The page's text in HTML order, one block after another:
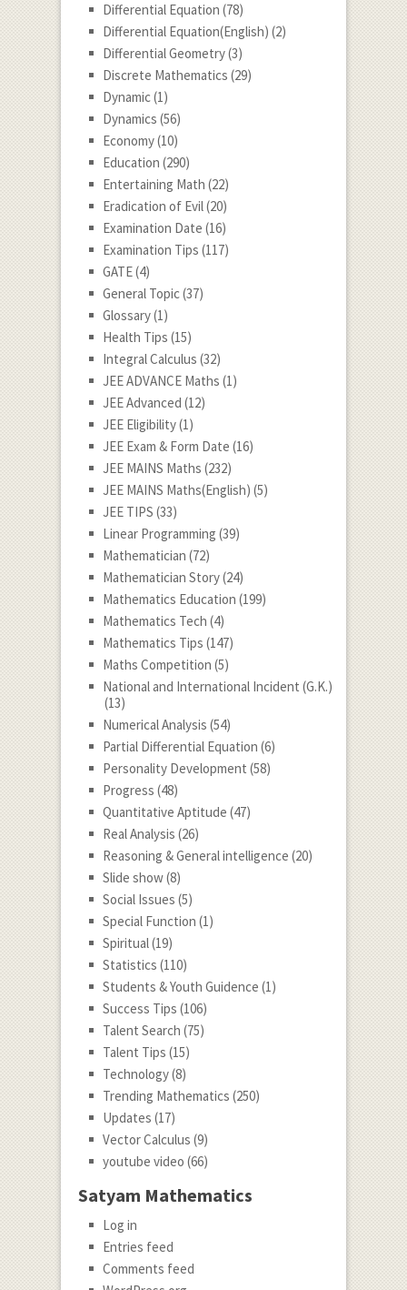
Differential Equation (78)
Differential Equation(English) (2)
Differential Geometry(3)
Discrete Mathematics (29)
Dynamic(1)
Dynamics (56)
Economy(10)
Education (290)
Entertaining Math (22)
Eradication of Evil(20)
Examination Date (16)
Examination Tips (117)
GATE(4)
General Topic(37)
Glossary(1)
Health Tips (15)
Integral Calculus (32)
JEE ADVANCE Maths (1)
JEE Advanced (12)
JEE Eligibility(1)
JEE Exam & Form Date (16)
JEE MAINS Maths (232)
JEE MAINS Maths(English) (5)
JEE TIPS (33)
Linear Programming (39)
Mathematician (72)
Mathematician Story(24)
Mathematics Education (199)
Mathematics Tech (4)
Mathematics Tips (147)
Maths Competition (5)
National and International Incident (G.K.)
(13)
Numerical Analysis (54)
Partial Differential Equation (6)
Personality Development (58)
Progress (48)
Quantitative Aptitude (47)
Real Analysis (26)
Reasoning & General intelligence (20)
Slide show(8)
Social Issues (5)
Special Function (1)
Spiritual(19)
Statistics (110)
Students & Youth Guidence (1)
Success Tips (106)
Talent Search (75)
Talent Tips (15)
Technology(8)
Trending Mathematics (250)
Updates (17)
Vector Calculus (9)
youtube video (66)
Satyam Mathematics
Log in
Entries feed
Comments feed